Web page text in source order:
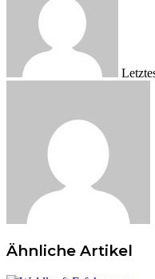
Ähnliche Artikel